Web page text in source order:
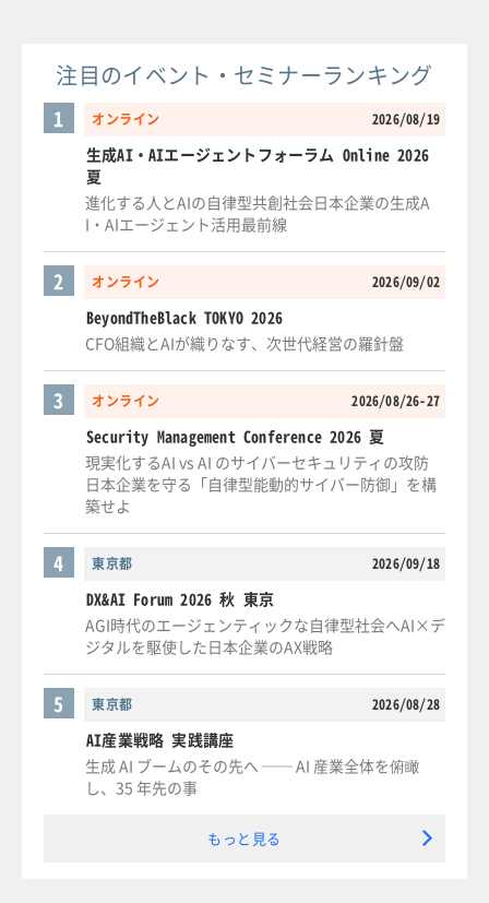
注目のイベント・セミナーランキング
オンライン 2026/08/19
1
生成AI・AIエージェントフォーラム Online 2026
夏
進化する人とAIの自律型共創社会日本企業の生成A
I・AIエージェント活用最前線
オンライン 2026/09/02
2
BeyondTheBlack TOKYO 2026
CFO組織とAIが織りなす、次世代経営の羅針盤
オンライン 2026/08/26-27
3
Security Management Conference 2026 夏
現実化するAI vs AI のサイバーセキュリティの攻防
日本企業を守る「自律型能動的サイバー防御」を構
築せよ
東京都 2026/09/18
4
DX&AI Forum 2026 秋 東京
AGI時代のエージェンティックな自律型社会へAI×デ
ジタルを駆使した日本企業のAX戦略
東京都 2026/08/28
5
AI産業戦略 実践講座
生成 AI ブームのその先へ ── AI 産業全体を俯瞰
し、35 年先の事
もっと見る